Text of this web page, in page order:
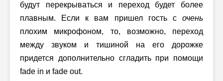
будут перекрываться и переход будет более
плавным. Если к вам пришел гость с очень
плохим микрофоном, то, возможно, переход
между звуком и тишиной на его дорожке
придется дополнительно сгладить при помощи
fade in и fade out.